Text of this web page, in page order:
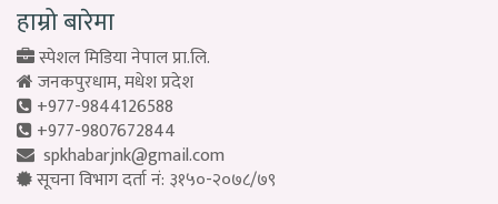
हाम्रो बारेमा
स्पेशल मिडिया नेपाल प्रा.लि.
जनकपुरधाम, मधेश प्रदेश
+977-9844126588
+977-9807672844
spkhabarjnk@gmail.com
सूचना विभाग दर्ता नं: ३१५०-२०७८/७९